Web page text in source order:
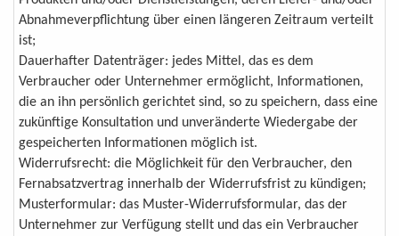
Abnahmeverpflichtung über einen längeren Zeitraum verteilt
ist;
Dauerhafter Datenträger: jedes Mittel, das es dem
Verbraucher oder Unternehmer ermöglicht, Informationen,
die an ihn persönlich gerichtet sind, so zu speichern, dass eine
zukünftige Konsultation und unveränderte Wiedergabe der
gespeicherten Informationen möglich ist.
Widerrufsrecht: die Möglichkeit für den Verbraucher, den
Fernabsatzvertrag innerhalb der Widerrufsfrist zu kündigen;
Musterformular: das Muster-Widerrufsformular, das der
Unternehmer zur Verfügung stellt und das ein Verbraucher